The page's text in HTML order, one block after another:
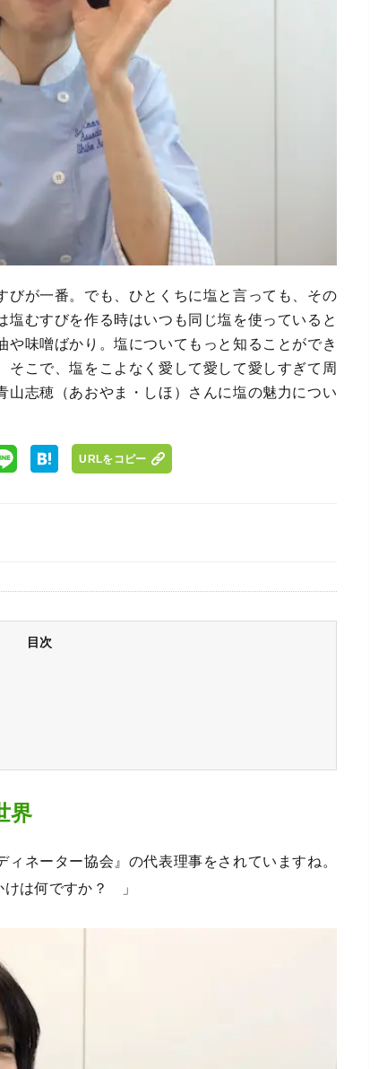
びが一番。でも、ひとくちに塩と言っても、その
むすびを作る時はいつも同じ塩を使っていると
や味噌ばかり。塩についてもっと知ることができ
こで、塩をこよなく愛して愛して愛しすぎて周
山志穂（あおやま・しほ）さんに塩の魅力につい
URLをコピー
目次
界
ネーター協会』の代表理事をされていますね。
けは何ですか？ 」